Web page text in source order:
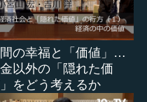
ま...
間の幸福と「価値」…
以外の「隠れた価
をどう考えるか